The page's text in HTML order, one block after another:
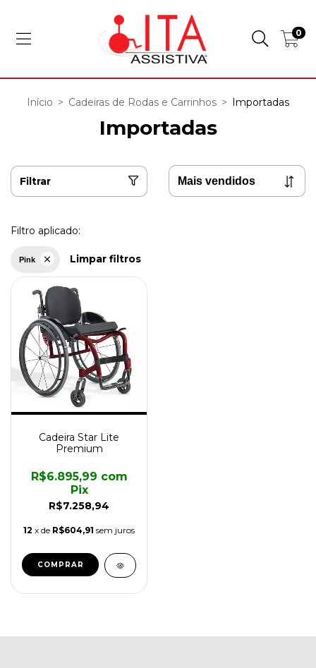
0
Início > Cadeiras de Rodas e Carrinhos > Importadas
Importadas
Filtrar
Filtro aplicado:
Pink Limpar filtros
Cadeira Star Lite
Premium
R$7.258,94
R$6.895,99 com
Pix
12 x de R$604,91 sem juros
COMPRAR